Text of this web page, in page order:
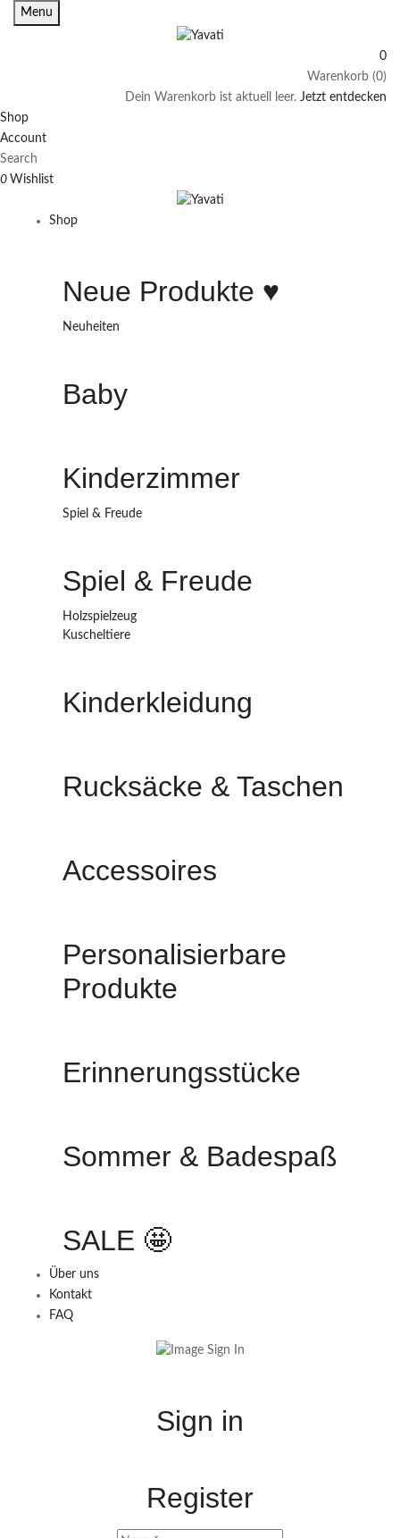
Menu
0
Warenkorb (0)
Dein Warenkorb ist aktuell leer. Jetzt entdecken
Shop
Account
Search
0 Wishlist
Shop
Neue Produkte ♥️
Neuheiten
Baby
Kinderzimmer
Spiel & Freude
Spiel & Freude
Holzspielzeug
Kuscheltiere
Kinderkleidung
Rucksäcke & Taschen
Accessoires
Personalisierbare
Produkte
Erinnerungsstücke
Sommer & Badespaß
SALE 🤩
Über uns
Kontakt
FAQ
Sign in
Register